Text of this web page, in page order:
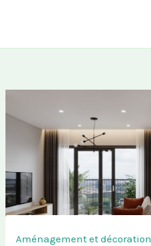
Aménagement et décoration